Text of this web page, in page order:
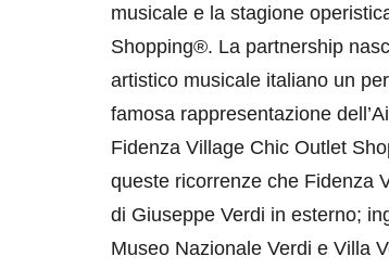
musicale e la stagione
Shopping®. La partnership
artistico musicale italiano un
famosa rappresentazione
Fidenza Village Chic Outlet
queste ricorrenze che Fidenza
di Giuseppe Verdi in esterno;
Museo Nazionale Verdi e Villa